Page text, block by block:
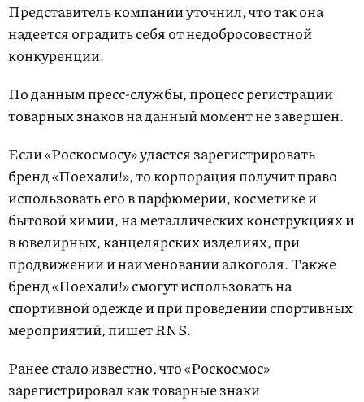
Представитель компании уточнил, что так она
надеется оградить себя от недобросовестной
конкуренции.
По данным пресс-службы, процесс регистрации
товарных знаков на данный момент не завершен.
Если «Роскосмосу» удастся зарегистрировать
бренд «Поехали!», то корпорация получит право
использовать его в парфюмерии, косметике и
бытовой химии, на металлических конструкциях и
в ювелирных, канцелярских изделиях, при
продвижении и наименовании алкоголя. Также
бренд «Поехали!» смогут использовать на
спортивной одежде и при проведении спортивных
мероприятий, пишет RNS.
Ранее стало известно, что «Роскосмос»
зарегистрировал как товарные знаки